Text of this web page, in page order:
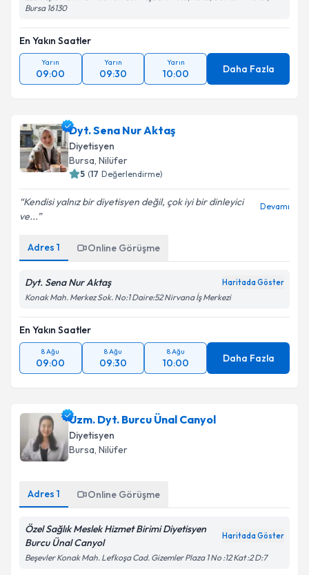
Bursa 16130
En Yakın Saatler
Yarın
09:00
Yarın
09:30
Yarın
10:00 Daha Fazla
Dyt. Sena Nur Aktaş
Diyetisyen
Bursa, Nilüfer
5 (17 Değerlendirme)
Kendisi yalnız bir diyetisyen değil, çok iyi bir dinleyici
ve...
Devamı
Adres 1 Online Görüşme
Dyt. Sena Nur Aktaş Haritada Göster
Konak Mah. Merkez Sok. No:1 Daire:52 Nirvana İş Merkezi
En Yakın Saatler
8 Ağu
09:00
8 Ağu
09:30
8 Ağu
10:00 Daha Fazla
Uzm. Dyt. Burcu Ünal Canyol
Diyetisyen
Bursa, Nilüfer
Adres 1 Online Görüşme
Özel Sağlık Meslek Hizmet Birimi Diyetisyen
Burcu Ünal Canyol
Haritada Göster
Beşevler Konak Mah. Lefkoşa Cad. Gizemler Plaza 1 No :12 Kat :2 D:7